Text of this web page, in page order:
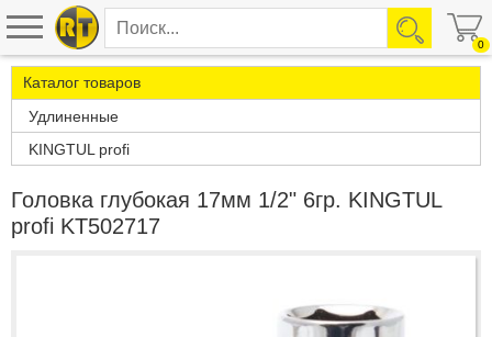
0
Каталог товаров
Удлиненные
KINGTUL profi
Головка глубокая 17мм 1/2" 6гр. KINGTUL
profi KT502717